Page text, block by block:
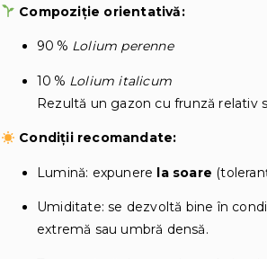
Compoziție orientativă:
90 % Lolium perenne
10 % Lolium italicum
Rezultă un gazon cu frunză relativ
Condiţii recomandate:
Lumină: expunere la soare
Umiditate: se dezvoltă bine în
extremă sau umbră densă.